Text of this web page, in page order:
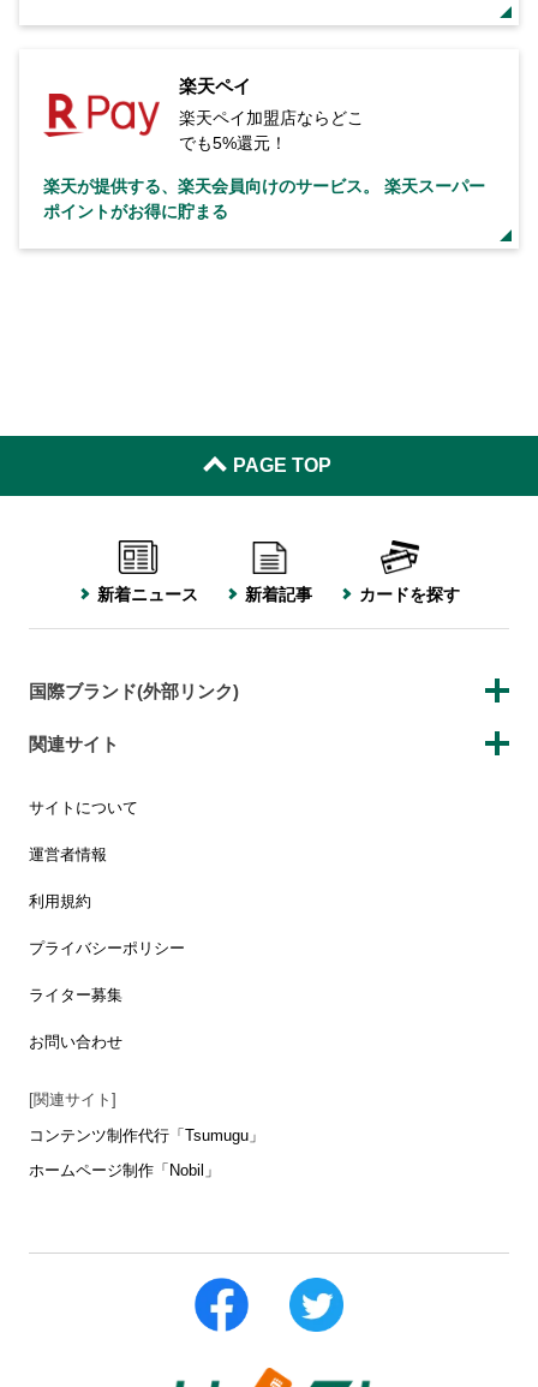
楽天ペイ
楽天ペイ加盟店ならどこ
でも5%還元！
楽天が提供する、楽天会員向けのサービス。 楽天スーパー
ポイントがお得に貯まる
PAGE TOP
新着ニュース 新着記事 カードを探す
国際ブランド(外部リンク)
関連サイト
サイトについて
運営者情報
利用規約
プライバシーポリシー
ライター募集
お問い合わせ
[関連サイト]
コンテンツ制作代行「Tsumugu」
ホームページ制作「Nobil」